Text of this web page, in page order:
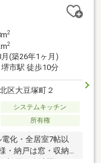
は、お気軽にお問
2
2
(築26年1ヶ月)
堺市駅 徒歩10分
区大豆塚町２
システムキッチン
所有権
化・全居室7帖以
・納戸は窓・収納